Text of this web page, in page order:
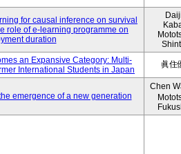
for causal inference on survival
role of e-learning programme on
duration
an Expansive Category: Multi-
International Students in Japan
眞住
emergence of a new generation
Chen